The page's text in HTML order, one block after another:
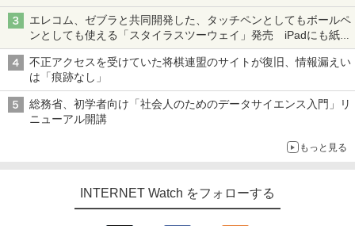
真や映像を使った投資詐欺などへの対策として
エレコム、ゼブラと共同開発した、タッチペンとしてもボールペ
ンとしても使える「スタイラスツーウェイ」発売 iPadにも紙に
も、持ち替えずに書き込める
不正アクセスを受けていた将棋連盟のサイトが復旧、情報漏えい
は「痕跡なし」
総務省、初学者向け「社会人のためのデータサイエンス入門」リ
ニューアル開講
もっと見る
INTERNET Watch をフォローする